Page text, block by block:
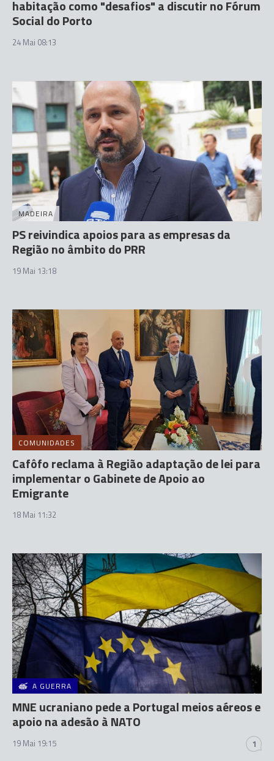
habitação como "desafios" a discutir no Fórum
Social do Porto
24 Mai 08:13
MADEIRA
PS reivindica apoios para as empresas da
Região no âmbito do PRR
19 Mai 13:18
COMUNIDADES
Cafôfo reclama à Região adaptação de lei para
implementar o Gabinete de Apoio ao
Emigrante
18 Mai 11:32
A GUERRA
MNE ucraniano pede a Portugal meios aéreos e
apoio na adesão à NATO
19 Mai 19:15 1